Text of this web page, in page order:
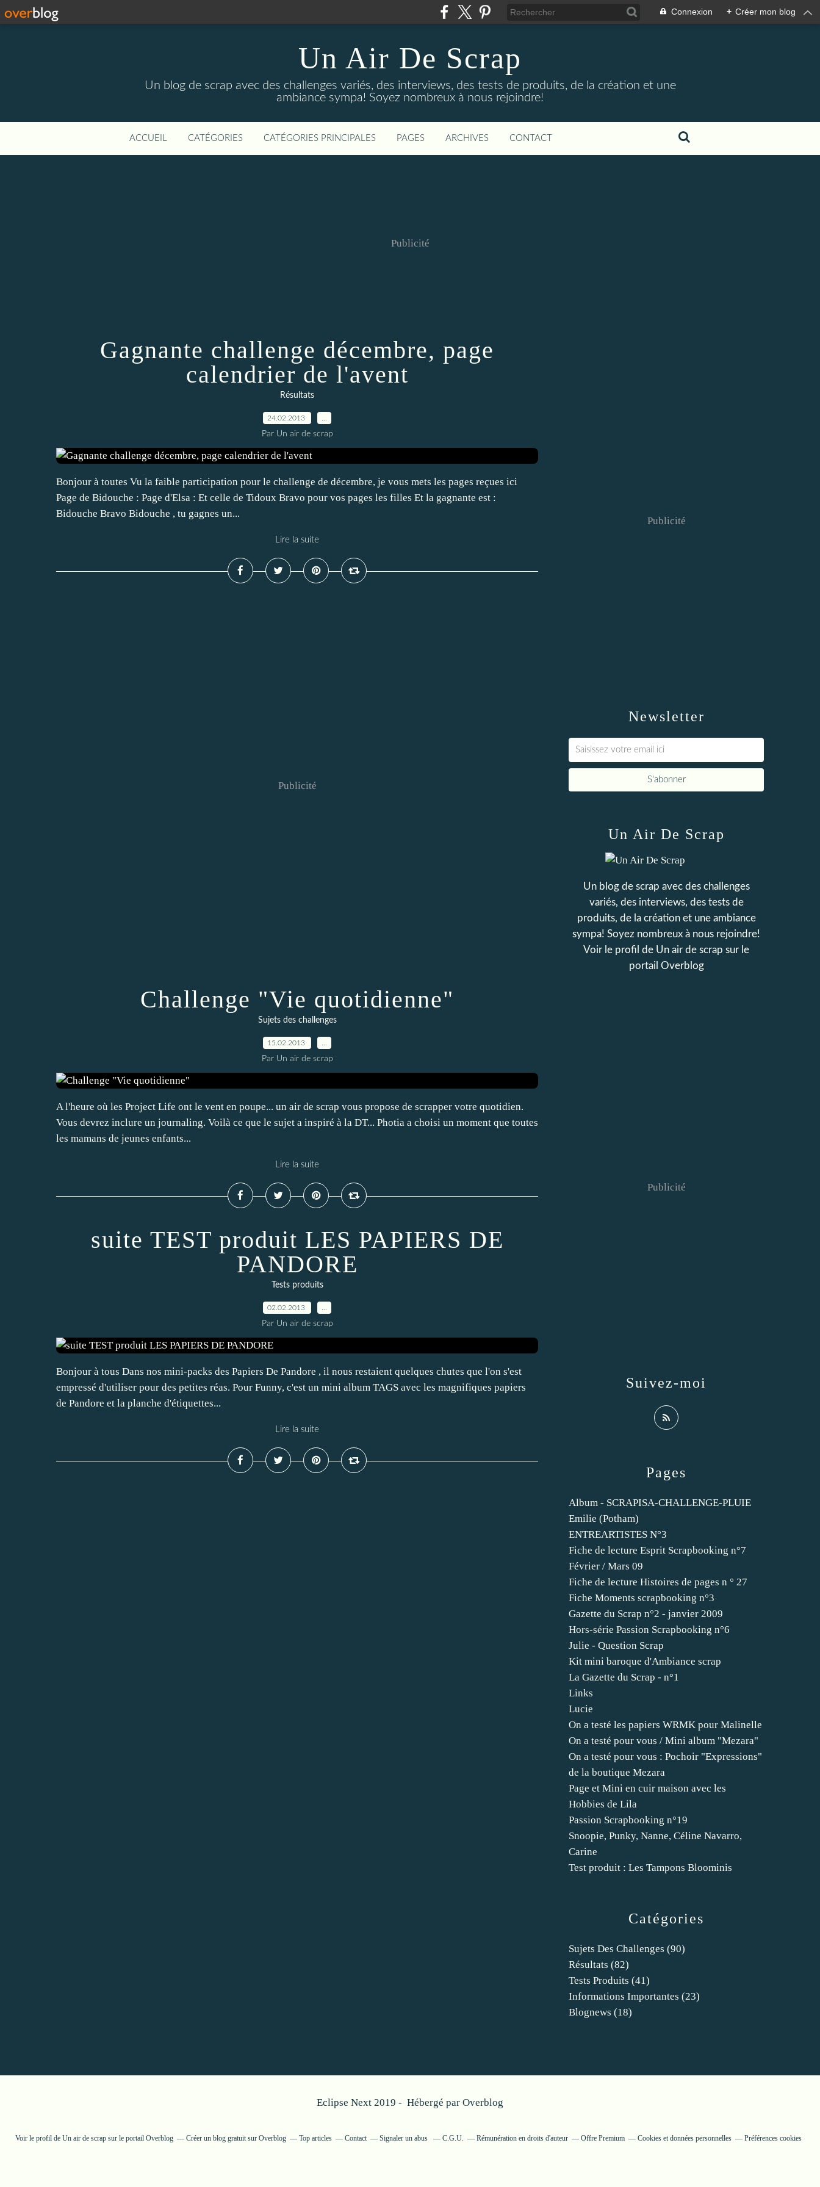
Connexion + Créer mon blog
Un Air De Scrap
Un blog de scrap avec des challenges variés, des interviews, des tests de produits, de la création et une
ambiance sympa! Soyez nombreux à nous rejoindre!
ACCUEIL CATÉGORIES CATÉGORIES PRINCIPALES PAGES ARCHIVES CONTACT
Publicité
Gagnante challenge décembre, page
calendrier de l'avent
Résultats
24.02.2013
Par Un air de scrap
Bonjour à toutes Vu la faible participation pour le challenge de décembre, je vous mets les pages reçues ici
Page de Bidouche : Page d'Elsa : Et celle de Tidoux Bravo pour vos pages les filles Et la gagnante est :
Bidouche Bravo Bidouche , tu gagnes un...
Lire la suite
Publicité
Challenge "Vie quotidienne"
Sujets des challenges
15.02.2013
Par Un air de scrap
A l'heure où les Project Life ont le vent en poupe... un air de scrap vous propose de scrapper votre quotidien.
Vous devrez inclure un journaling. Voilà ce que le sujet a inspiré à la DT... Photia a choisi un moment que toutes
les mamans de jeunes enfants...
Lire la suite
suite TEST produit LES PAPIERS DE
PANDORE
Tests produits
02.02.2013
Par Un air de scrap
Bonjour à tous Dans nos mini-packs des Papiers De Pandore , il nous restaient quelques chutes que l'on s'est
empressé d'utiliser pour des petites réas. Pour Funny, c'est un mini album TAGS avec les magnifiques papiers
de Pandore et la planche d'étiquettes...
Lire la suite
Newsletter
Publicité
Catégories
Sujets Des Challenges (90)
Résultats (82)
Tests Produits (41)
Informations Importantes (23)
Blognews (18)
Pages
Album - SCRAPISA-CHALLENGE-PLUIE
Emilie (Potham)
ENTREARTISTES N°3
Fiche de lecture Esprit Scrapbooking n°7
Février / Mars 09
Fiche de lecture Histoires de pages n ° 27
Fiche Moments scrapbooking n°3
Gazette du Scrap n°2 - janvier 2009
Hors-série Passion Scrapbooking n°6
Julie - Question Scrap
Kit mini baroque d'Ambiance scrap
La Gazette du Scrap - n°1
Links
Lucie
On a testé les papiers WRMK pour Malinelle
On a testé pour vous / Mini album "Mezara"
On a testé pour vous : Pochoir "Expressions"
de la boutique Mezara
Page et Mini en cuir maison avec les
Hobbies de Lila
Passion Scrapbooking n°19
Snoopie, Punky, Nanne, Céline Navarro,
Carine
Test produit : Les Tampons Bloominis
Un Air De Scrap
Un blog de scrap avec des challenges
variés, des interviews, des tests de
produits, de la création et une ambiance
sympa! Soyez nombreux à nous rejoindre!
Voir le profil de Un air de scrap sur le
portail Overblog
Suivez-moi
Publicité
Eclipse Next 2019 - Hébergé par Overblog
Voir le profil de Un air de scrapsur le portail Overblog Créer un blog gratuit sur Overblog Top articles Contact Signaler un abus C.G.U. Rémunération en droits d'auteur Offre Premium Cookies et données personnelles Préférences cookies